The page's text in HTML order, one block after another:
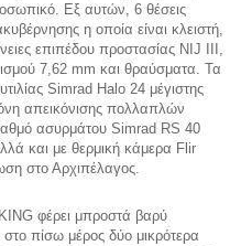
Εξ αυτών, 6 θέσεις
η οποία είναι κλειστή,
επιπέδου προστασίας NIJ III,
7,62 mm και θραύσματα. Τα
Simrad Halo 24 μέγιστης
απεικόνισης πολλαπλών
ασυρμάτου Simrad RS 40
και με θερμική κάμερα Flir
στο Αρχιπέλαγος.
φέρει μπροστά βαρύ
πίσω μέρος δύο μικρότερα